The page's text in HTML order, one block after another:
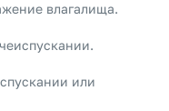
влагалища.
или